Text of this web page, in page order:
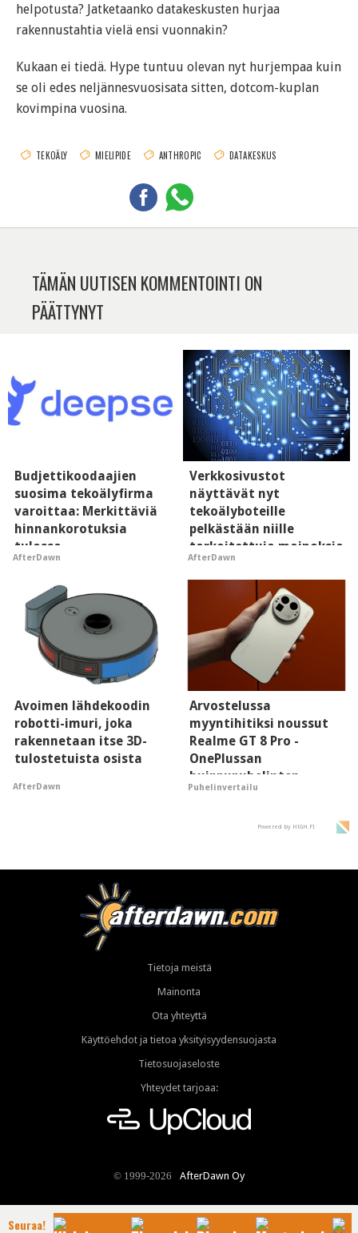
helpotusta? Jatketaanko datakeskusten hurjaa
rakennustahtia vielä ensi vuonnakin?
Kukaan ei tiedä. Hype tuntuu olevan nyt hurjempaa kuin
se oli edes neljännesvuosisata sitten, dotcom-kuplan
kovimpina vuosina.
TEKOÄLY MIELIPIDE ANTHROPIC DATAKESKUS
TÄMÄN UUTISEN KOMMENTOINTI ON
PÄÄTTYNYT
Budjettikoodaajien
suosima tekoälyfirma
varoittaa: Merkittäviä
hinnankorotuksia
tulossa
AfterDawn
Verkkosivustot
näyttävät nyt
tekoälyboteille
pelkästään niille
tarkoitettuja mainoksia
- vaikuttaa tekoälyn
mielikuvaan brändistä
AfterDawn
Avoimen lähdekoodin
robotti-imuri, joka
rakennetaan itse 3D-
tulostetuista osista
AfterDawn
Arvostelussa
myyntihitiksi noussut
Realme GT 8 Pro -
OnePlussan
huippupuhelinten
"perillinen"
Puhelinvertailu
Powered by HIGH.FI
Tietoja meistä
Mainonta
Ota yhteyttä
Käyttöehdot ja tietoa yksityisyydensuojasta
Tietosuojaseloste
Yhteydet tarjoaa:
© 1999-2026 AfterDawn Oy
Seuraa!